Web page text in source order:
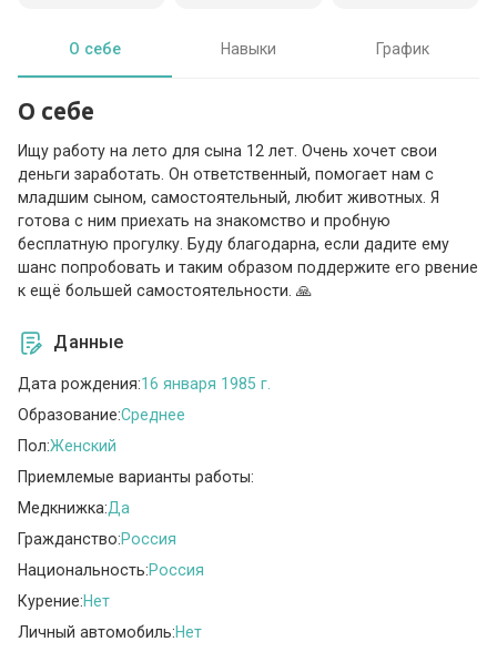
О себе Навыки График
О себе
Ищу работу на лето для сына 12 лет. Очень хочет свои
деньги заработать. Он ответственный, помогает нам с
младшим сыном, самостоятельный, любит животных. Я
готова с ним приехать на знакомство и пробную
бесплатную прогулку. Буду благодарна, если дадите ему
шанс попробовать и таким образом поддержите его рвение
к ещё большей самостоятельности. 🙏
Данные
Дата рождения:16 января 1985 г.
Образование:Среднее
Пол:Женский
Приемлемые варианты работы:
Медкнижка:Да
Гражданство:Россия
Национальность:Россия
Курение:Нет
Личный автомобиль:Нет